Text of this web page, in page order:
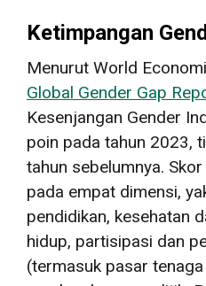
Ketimpangan
Menurut World
Global Gender Gap
Kesenjangan Gender
poin pada tahun 2023,
tahun sebelumnya.
pada empat dimensi,
pendidikan, kesehatan
hidup, partisipasi dan
(termasuk pasar